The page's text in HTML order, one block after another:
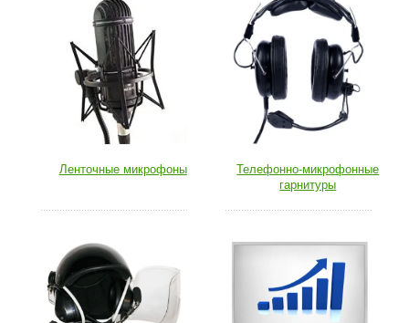
Ленточные микрофоны
Телефонно-микрофонные
гарнитуры